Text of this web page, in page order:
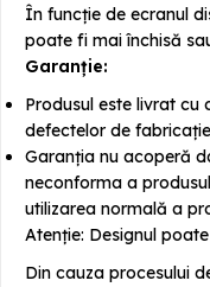
În funcție de ecranul
poate fi mai închisă
Garanție:
Produsul este livrat cu
defectelor de
Garanția nu acoperă
neconforma a
utilizarea normală a
Atenție: Designul
Din cauza procesului